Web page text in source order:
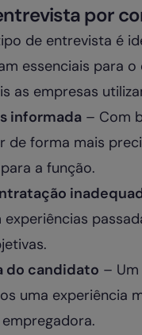
por
de entrevista é
essenciais para
as empresas
informada– Com
de forma mais
a função.
do candidato –
uma experiência